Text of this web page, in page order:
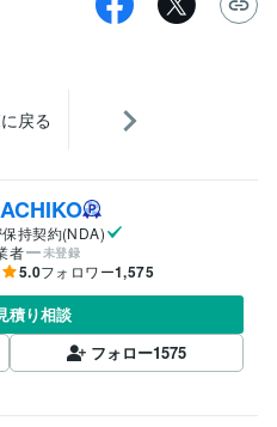
戻る
持契約(NDA)
者
未登録
5.0フォロワー1,575
積り相談
フォロー1575